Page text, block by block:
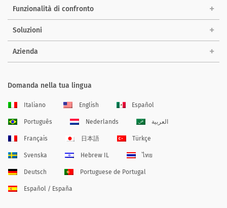
Funzionalità di confronto
Soluzioni
Azienda
Domanda nella tua lingua
Italiano English Español
Português Nederlands العربية
Français 日本語 Türkçe
Svenska Hebrew IL ไทย
Deutsch Portuguese de Portugal
Español / España